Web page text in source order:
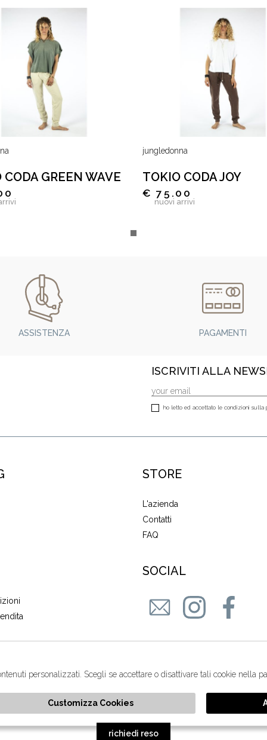
CODA GREEN WAVE
nuovi arrivi
jungledonna
TOKIO CODA JOY
€ 75.00
ASSISTENZA PAGAMENTI
ISCRIVITI ALLA
ho letto ed accettato le condizioni sulla
STORE
L'azienda
Contatti
FAQ
SOCIAL
Maria Stella - P.iva : 01375840905 Powered by
richiedi reso
personalizzati. Scegli se accettare o disattivare tali cookie nella
Customizza Cookies